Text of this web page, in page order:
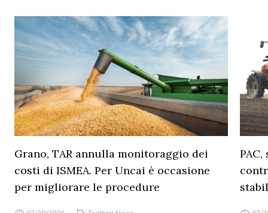
Grano, TAR annulla monitoraggio dei
costi di ISMEA. Per Uncai è occasione
per migliorare le procedure